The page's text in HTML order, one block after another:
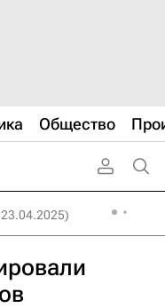
Общество